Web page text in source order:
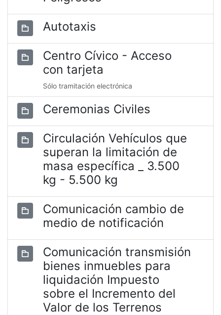
Autotaxis
Centro Cívico - Acceso
con tarjeta
Sólo tramitación electrónica
Ceremonias Civiles
Circulación Vehículos que
superan la limitación de
masa específica _ 3.500
kg - 5.500 kg
Comunicación cambio de
medio de notificación
Comunicación transmisión
bienes inmuebles para
liquidación Impuesto
sobre el Incremento del
Valor de los Terrenos